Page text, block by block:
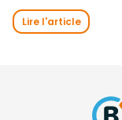
Lire l'article